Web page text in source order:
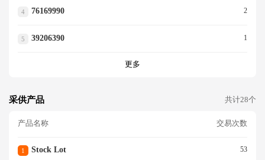
4 76169990 2
5 39206390 1
更多
采供产品 共计28个
产品名称 交易次数
1 Stock Lot 53